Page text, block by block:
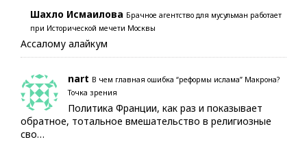
Шахло Исмаилова Брачное агентство для мусульман работает
при Исторической мечети Москвы
Ассалому алайкум
nart В чем главная ошибка “реформы ислама” Макрона?
Точка зрения
Политика Франции, как раз и показывает
обратное, тотальное вмешательство в религиозные
сво…